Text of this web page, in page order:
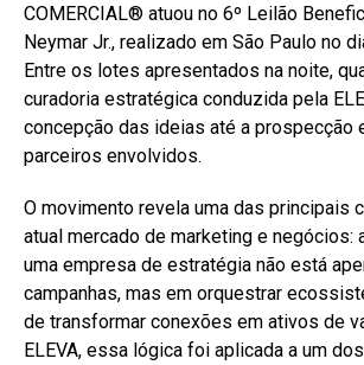
COMERCIAL®️ atuou no 6º Leilão
Neymar Jr., realizado em São Paulo no
Entre os lotes apresentados na noite,
curadoria estratégica conduzida pela
concepção das ideias até a prospecção
parceiros envolvidos.
O movimento revela uma das principais
atual mercado de marketing e negócios:
uma empresa de estratégia não está
campanhas, mas em orquestrar
de transformar conexões em ativos de
ELEVA, essa lógica foi aplicada a um